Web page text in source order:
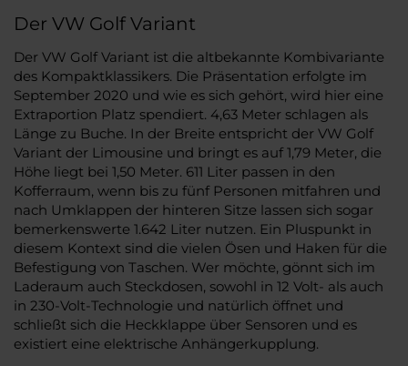
Der VW Golf Variant
Der VW Golf Variant ist die altbekannte Kombivariante
des Kompaktklassikers. Die Präsentation erfolgte im
September 2020 und wie es sich gehört, wird hier eine
Extraportion Platz spendiert. 4,63 Meter schlagen als
Länge zu Buche. In der Breite entspricht der VW Golf
Variant der Limousine und bringt es auf 1,79 Meter, die
Höhe liegt bei 1,50 Meter. 611 Liter passen in den
Kofferraum, wenn bis zu fünf Personen mitfahren und
nach Umklappen der hinteren Sitze lassen sich sogar
bemerkenswerte 1.642 Liter nutzen. Ein Pluspunkt in
diesem Kontext sind die vielen Ösen und Haken für die
Befestigung von Taschen. Wer möchte, gönnt sich im
Laderaum auch Steckdosen, sowohl in 12 Volt- als auch
in 230-Volt-Technologie und natürlich öffnet und
schließt sich die Heckklappe über Sensoren und es
existiert eine elektrische Anhängerkupplung.